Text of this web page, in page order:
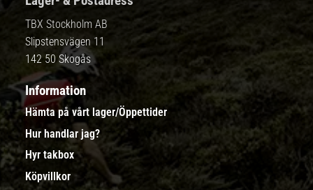
TBX Stockholm AB
Slipstensvägen 11
142 50 Skogås
Information
Hämta på vårt lager/Öppettider
Hur handlar jag?
Hyr takbox
Köpvillkor